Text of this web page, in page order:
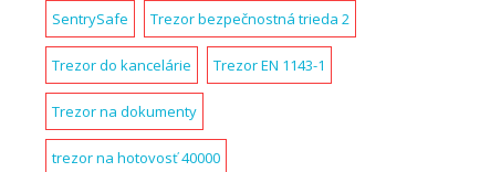
SentrySafe Trezor bezpečnostná trieda 2
Trezor do kancelárie Trezor EN 1143-1
Trezor na dokumenty
trezor na hotovosť 40000